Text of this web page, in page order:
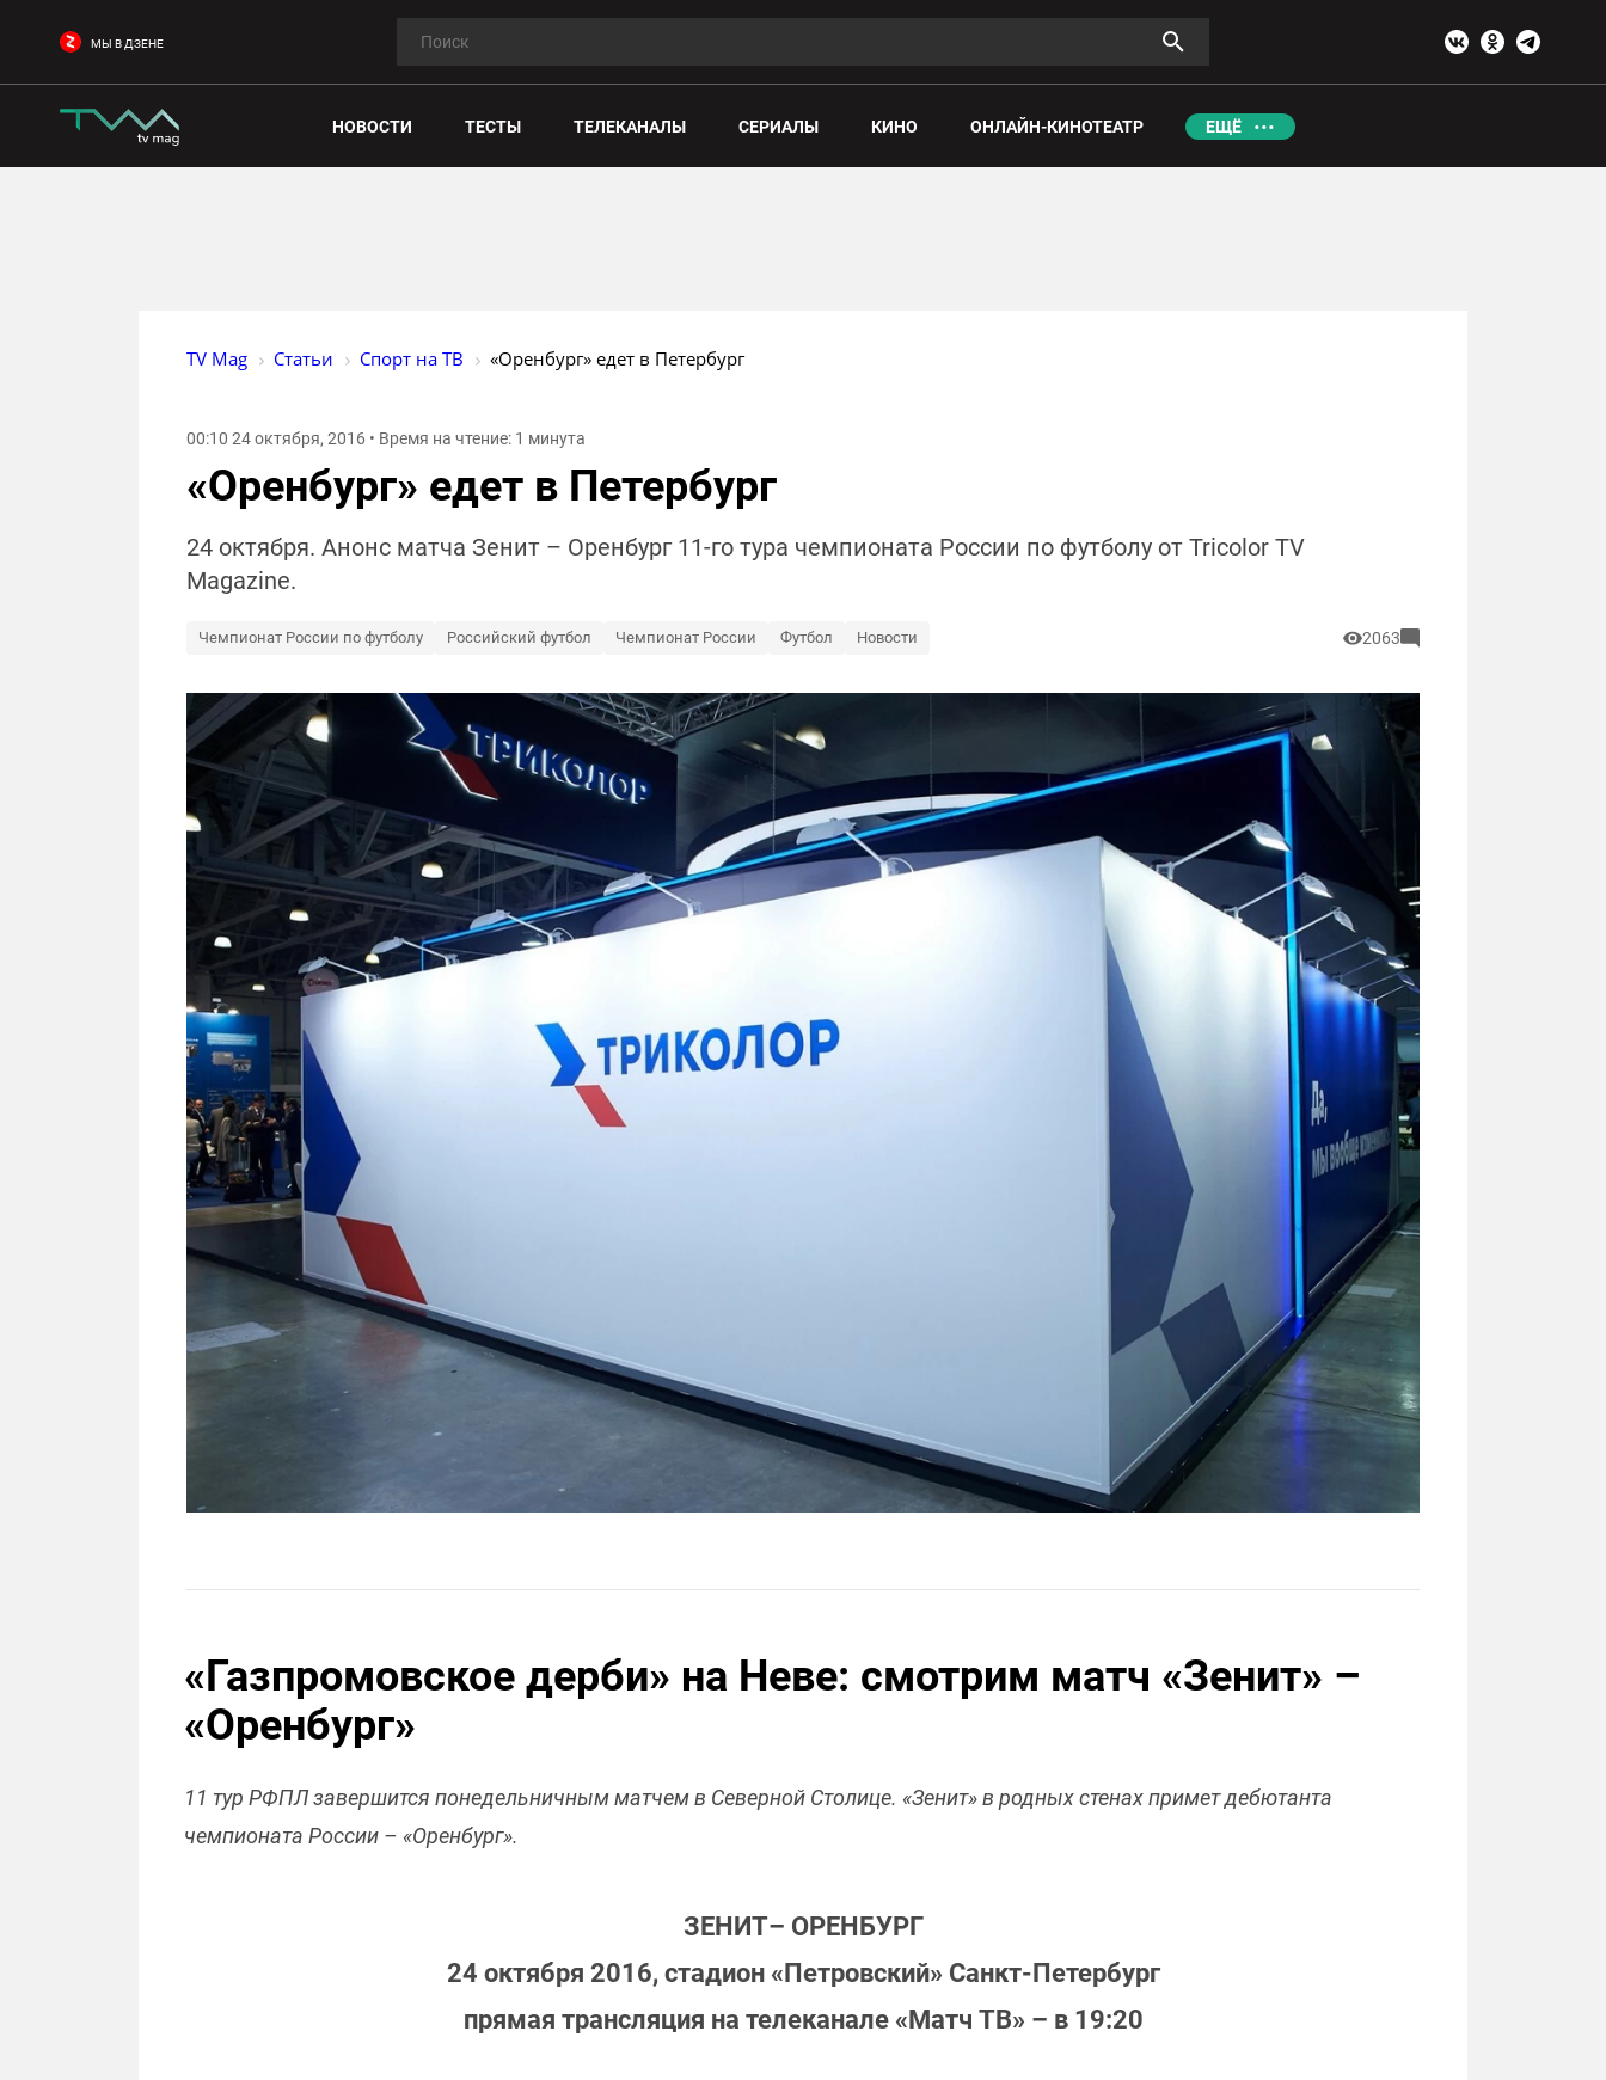
МЫ В ДЗЕНЕ
НОВОСТИ ТЕСТЫ ТЕЛЕКАНАЛЫ СЕРИАЛЫ КИНО ОНЛАЙН-КИНОТЕАТР ЕЩЁ
TV Mag Статьи Спорт на ТВ «Оренбург» едет в Петербург
00:10 24 октября, 2016 • Время на чтение: 1 минута
«Оренбург» едет в Петербург
24 октября. Анонс матча Зенит – Оренбург 11-го тура чемпионата России по футболу от Tricolor TV
Magazine.
Чемпионат России по футболу Российский футбол Чемпионат России Футбол Новости 2063
«Газпромовское дерби» на Неве: смотрим матч «Зенит» –
«Оренбург»
11 тур РФПЛ завершится понедельничным матчем в Северной Столице. «Зенит» в родных стенах примет дебютанта
чемпионата России – «Оренбург».
ЗЕНИТ– ОРЕНБУРГ
24 октября 2016, стадион «Петровский» Санкт-Петербург
прямая трансляция на телеканале «Матч ТВ» – в 19:20